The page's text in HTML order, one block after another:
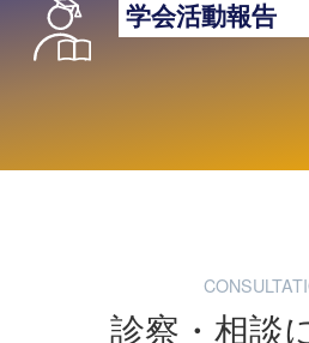
学会活動報告
診察・相談